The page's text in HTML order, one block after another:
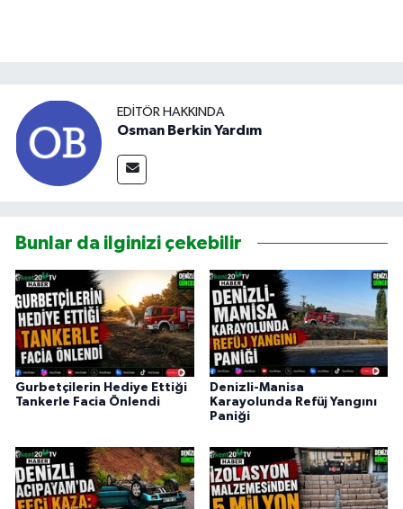
EDITÖR HAKKINDA
Osman Berkin Yardım
Bunlar da ilginizi çekebilir
Gurbetçilerin Hediye Ettiği
Tankerle Facia Önlendi
Denizli-Manisa
Karayolunda Refüj Yangını
Paniği